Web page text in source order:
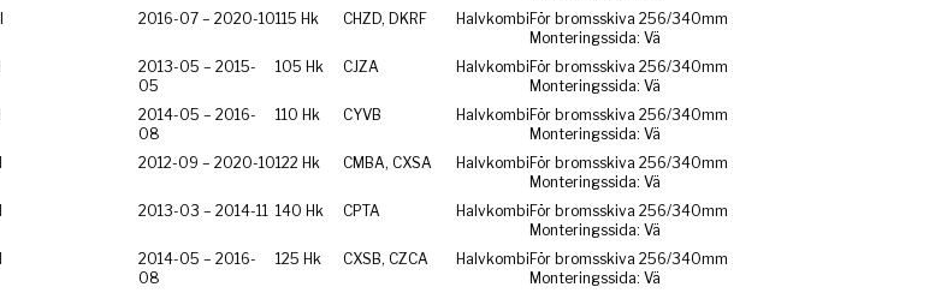
2016-07 – 2020-10115 Hk CHZD, DKRF Halvkombi För bromsskiva 256/340mm
Monteringssida: Vä
2013-05 – 2015-
05
105 Hk CJZA Halvkombi För bromsskiva 256/340mm
Monteringssida: Vä
2014-05 – 2016-
08
110 Hk CYVB Halvkombi För bromsskiva 256/340mm
Monteringssida: Vä
2012-09 – 2020-10122 Hk CMBA, CXSA Halvkombi För bromsskiva 256/340mm
Monteringssida: Vä
2013-03 – 2014-11 140 Hk CPTA Halvkombi För bromsskiva 256/340mm
Monteringssida: Vä
2014-05 – 2016-
08
125 Hk CXSB, CZCA Halvkombi För bromsskiva 256/340mm
Monteringssida: Vä